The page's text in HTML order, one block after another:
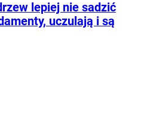
lepiej nie sadzić
uczulają i są